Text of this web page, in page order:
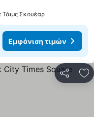
Σκουέαρ
Εμφάνιση τιμών